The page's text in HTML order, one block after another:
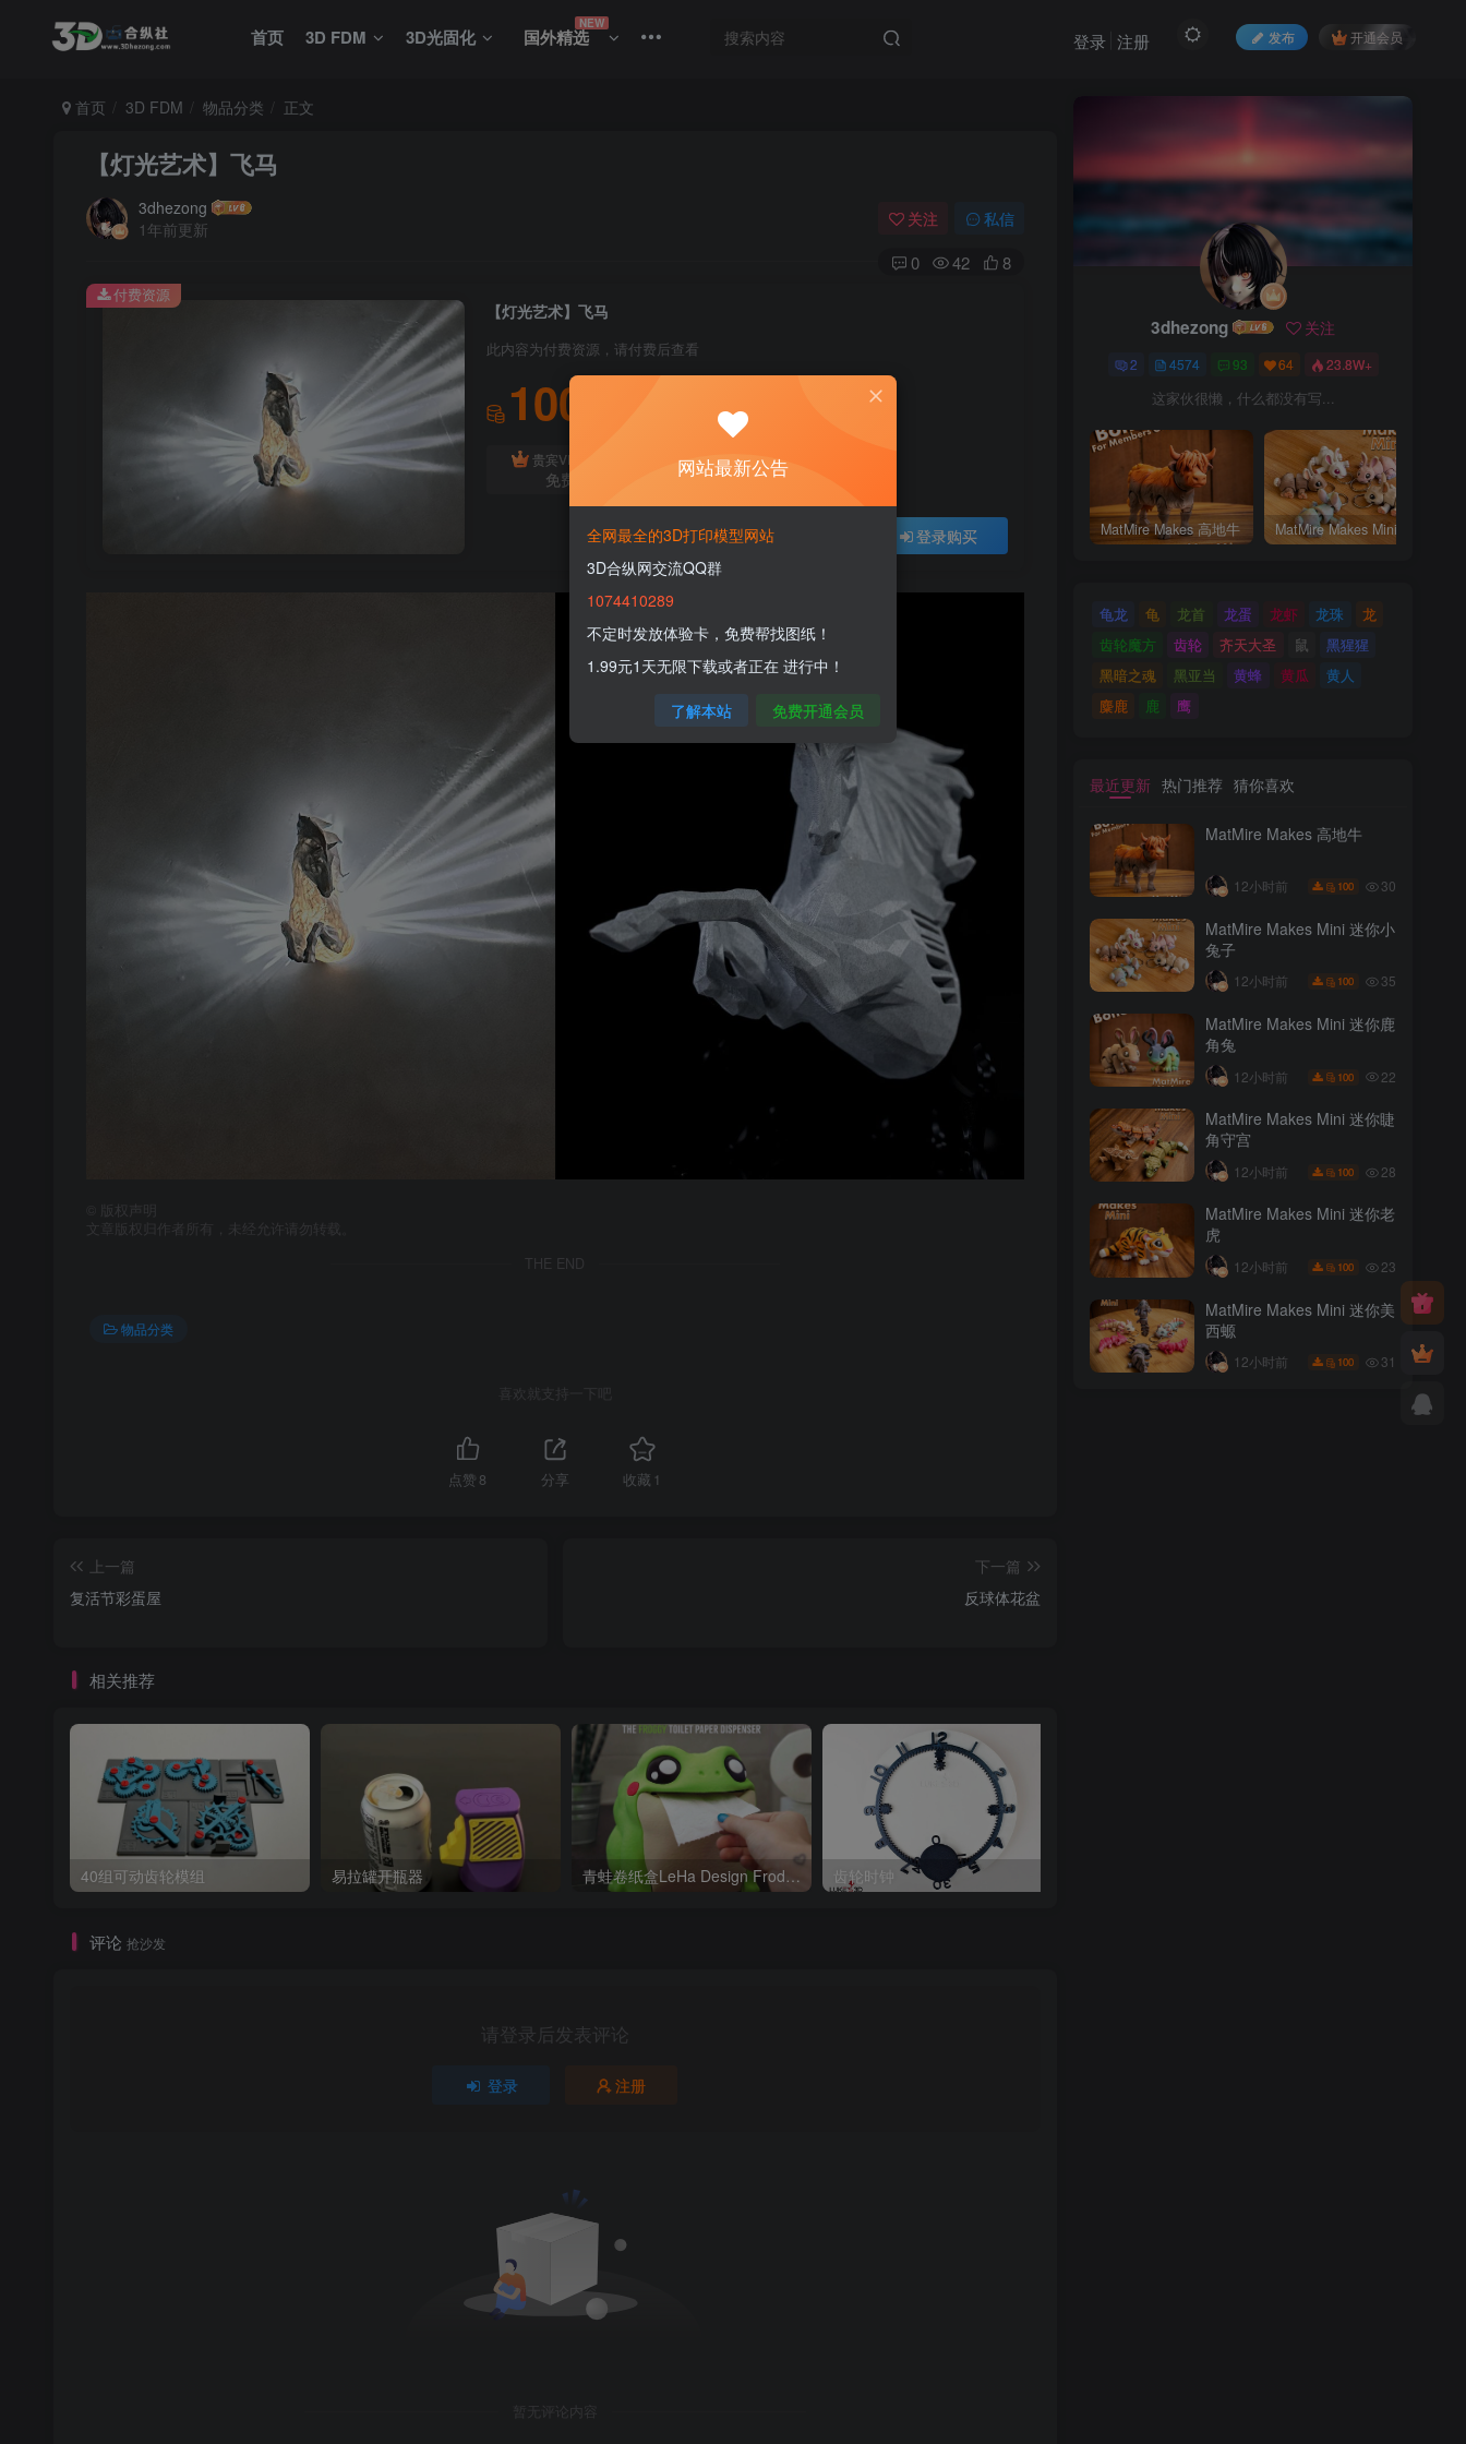
首页 3D FDM 3D光固化 国外精选
NEW
发布 开通会员
登录 注册
首页 3D FDM 物品分类 正文
【灯光艺术】飞马
3dhezong
1年前更新
关注 私信
0 42 8
【灯光艺术】飞马
此内容为付费资源，请付费后查看
100
贵宾VIP会员
免费
体验会员免费
登录购买
付费资源
版权声明
文章版权归作者所有，未经允许请勿转载。
THE END
物品分类
喜欢就支持一下吧
点赞 8 分享 收藏 1
上一篇
复活节彩蛋屋
下一篇
反球体花盆
相关推荐
40组可动齿轮模组 易拉罐开瓶器 青蛙卷纸盒LeHa Design Frodrick the Toilet Paper Dispenser 齿轮时钟
评论 抢沙发
请登录后发表评论
登录 注册
暂无评论内容
3dhezong 关注
2 4574 93 64 23.8W+
这家伙很懒，什么都没有写...
MatMire Makes 高地牛
龟龙 龟 龙首 龙蛋 龙虾 龙珠
龙
齿轮魔方
齿轮 齐天大圣 鼠
黑猩猩
黑暗之魂
黑亚当 黄蜂 黄瓜
黄人
麋鹿
鹿 鹰
最近更新 热门推荐 猜你喜欢
MatMire Makes 高地牛
12小时前 100 30
MatMire Makes Mini 迷你小
兔子
12小时前 100 35
MatMire Makes Mini 迷你鹿
角兔
12小时前 100 22
MatMire Makes Mini 迷你睫
角守宫
12小时前 100 28
MatMire Makes Mini 迷你老
虎
12小时前 100 23
MatMire Makes Mini 迷你美
西螈
12小时前 100 31
网站最新公告
全网最全的3D打印模型网站
3D合纵网交流QQ群
1074410289
不定时发放体验卡，免费帮找图纸！
1.99元1天无限下载或者正在 进行中！
了解本站 免费开通会员